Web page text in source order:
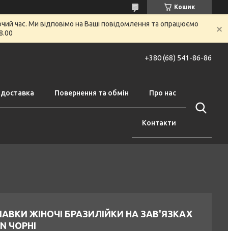
Кошик
час. Ми відповімо на Ваші повідомлення та опрацюємо
+380 (68) 541-86-86
Повернення та обмін Про нас
Контакти
ЖІНОЧІ БРАЗИЛІЙКИ НА ЗАВ'ЯЗКАХ
ЧОРНІ